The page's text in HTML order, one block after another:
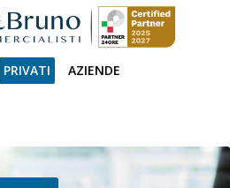
PRIVATI AZIENDE